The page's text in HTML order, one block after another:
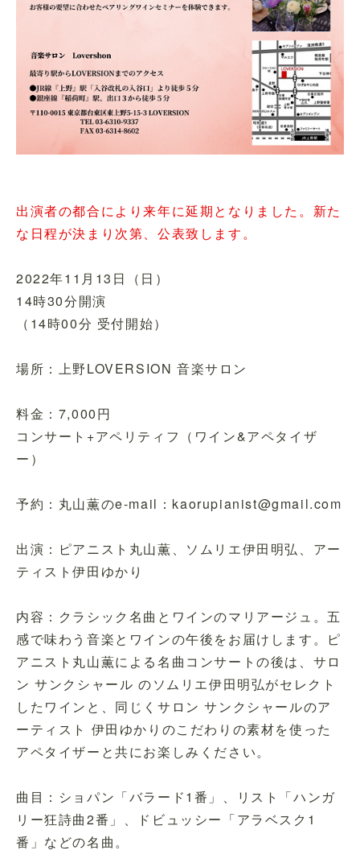
出演者の都合により来年に延期となりました。新た
な日程が決まり次第、公表致します。
2022年11月13日（日）
14時30分開演
（14時00分 受付開始）
場所：上野LOVERSION 音楽サロン
料金：7,000円
コンサート+アペリティフ（ワイン&アペタイザ
ー）
予約：丸山薫のe-mail：kaorupianist@gmail.com
出演：ピアニスト丸山薫、ソムリエ伊田明弘、アー
ティスト伊田ゆかり
内容：クラシック名曲とワインのマリアージュ。五
感で味わう音楽とワインの午後をお届けします。ピ
アニスト丸山薫による名曲コンサートの後は、サロ
ン サンクシャール のソムリエ伊田明弘がセレクト
したワインと、同じくサロン サンクシャールのア
ーティスト 伊田ゆかりのこだわりの素材を使った
アペタイザーと共にお楽しみください。
曲目：ショパン「バラード1番」、リスト「ハンガ
リー狂詩曲2番」、ドビュッシー「アラベスク1
番」などの名曲。